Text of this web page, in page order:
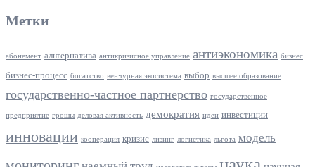
Метки
абонемент альтернатива антикризисное управление антиэкономика бизнес
бизнес-процесс богатство венчурная экосистема выбор высшее образование
государственно-частное партнерство государственное
предприятие грошы деловая активность демократия идеи инвестиции
инновации кооперация кризис лизинг логистика льгота модель